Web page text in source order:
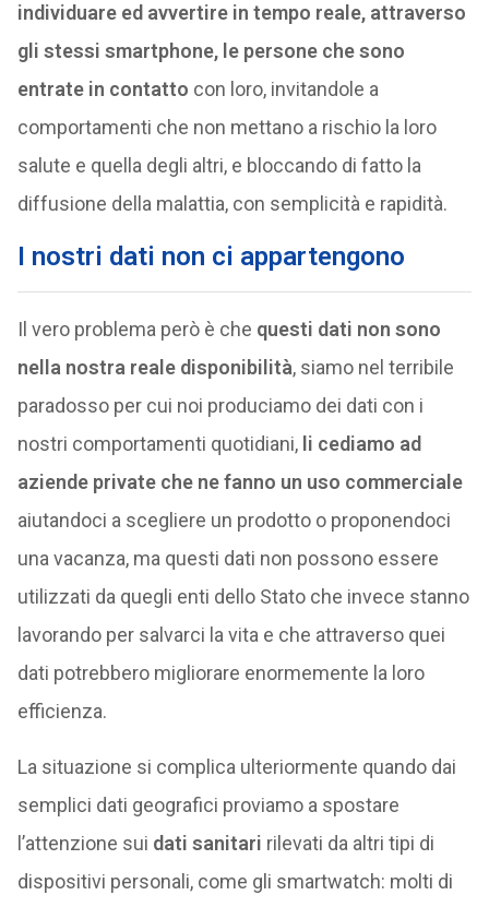
individuare ed avvertire in tempo reale, attraverso
gli stessi smartphone, le persone che sono
entrate in contatto con loro, invitandole a
comportamenti che non mettano a rischio la loro
salute e quella degli altri, e bloccando di fatto la
diffusione della malattia, con semplicità e rapidità.
I nostri dati non ci appartengono
Il vero problema però è che questi dati non sono
nella nostra reale disponibilità, siamo nel terribile
paradosso per cui noi produciamo dei dati con i
nostri comportamenti quotidiani, li cediamo ad
aziende private che ne fanno un uso commerciale
aiutandoci a scegliere un prodotto o proponendoci
una vacanza, ma questi dati non possono essere
utilizzati da quegli enti dello Stato che invece stanno
lavorando per salvarci la vita e che attraverso quei
dati potrebbero migliorare enormemente la loro
efficienza.
La situazione si complica ulteriormente quando dai
semplici dati geografici proviamo a spostare
l’attenzione sui dati sanitari rilevati da altri tipi di
dispositivi personali, come gli smartwatch: molti di